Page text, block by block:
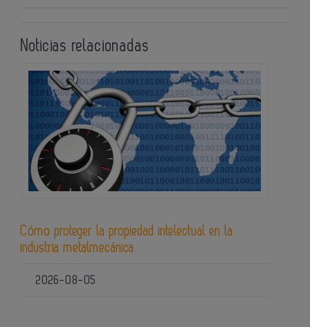
Noticias relacionadas
Cómo proteger la propiedad intelectual en la
industria metalmecánica
2026-08-05